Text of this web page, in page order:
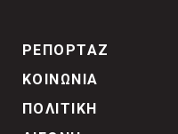
ΡΕΠΟΡΤΑΖ
ΚΟΙΝΩΝΙΑ
ΠΟΛΙΤΙΚΗ